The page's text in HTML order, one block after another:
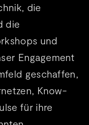
die
die
und
Engagement
geschaffen,
Know-
für ihre